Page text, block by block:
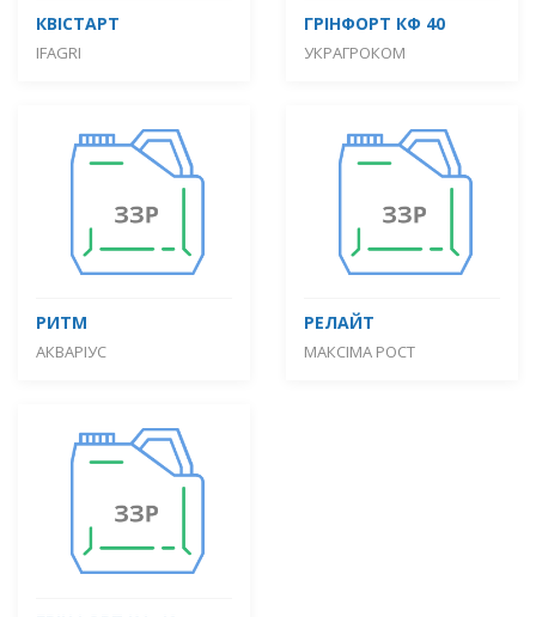
КВІСТАРТ
IFAGRI
ГРІНФОРТ КФ 40
УКРАГРОКОМ
РИТМ
АКВАРІУС
РЕЛАЙТ
МАКСІМА РОСТ